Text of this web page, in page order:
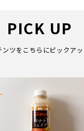
PICK UP
ンツをこちらにピックア